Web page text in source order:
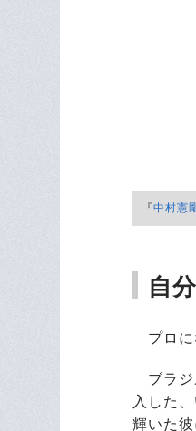
『中村憲
自
プロに
ブラジ
入した
輝いた